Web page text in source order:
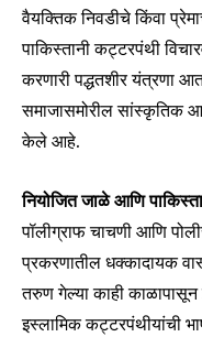
वैयक्तिक निवडीचे किंवा
पाकिस्तानी कट्टरपंथी
करणारी पद्धतशीर यंत्रणा
समाजासमोरील सांस्कृतिक
केले आहे.
नियोजित जाळे आणि
पॉलीग्राफ चाचणी आणि
प्रकरणातील धक्कादायक
तरुण गेल्या काही काळापासून
इस्लामिक कट्टरपंथीयांची